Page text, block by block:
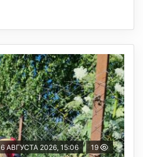
6 АВГУСТА 2026, 15:06 19